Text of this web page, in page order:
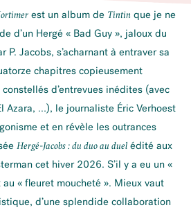
est un album de Tintin que je ne
d’un Hergé « Bad Guy », jaloux du
P. Jacobs, s’acharnant à entraver sa
chapitres copieusement
d’entrevues inédites (avec
Azara, …), le journaliste Éric Verhoest
et en révèle les outrances
Hergé-Jacobs : du duo au duel édité aux
cet hiver 2026. S’il y a eu un «
« fleuret moucheté ». Mieux vaut
d’une splendide collaboration